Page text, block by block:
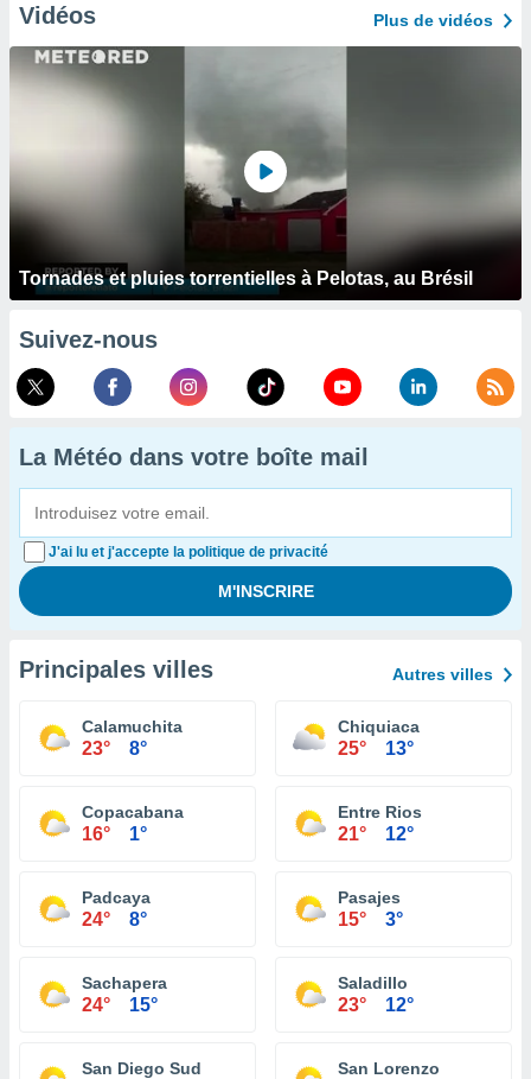
Vidéos Plus de vidéos
Tornades et pluies torrentielles à Pelotas, au Brésil
Suivez-nous
La Météo dans votre boîte mail
J'ai lu et j'accepte la politique de privacité
Principales villes Autres villes
Calamuchita
23° 8°
Chiquiaca
25° 13°
Copacabana
16° 1°
Entre Rios
21° 12°
Padcaya
24° 8°
Pasajes
15° 3°
Sachapera
24° 15°
Saladillo
23° 12°
San Diego Sud San Lorenzo